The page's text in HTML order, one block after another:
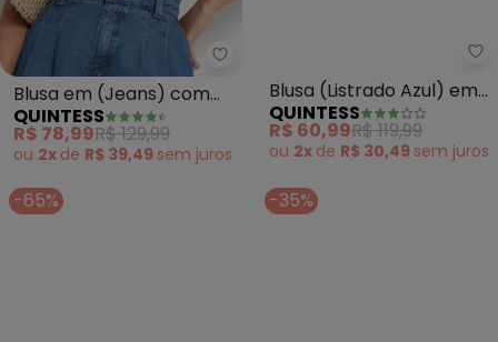
Quintess - Blusa em (Jeans)
Blusa em (Jeans) com
Pregas e Mangas em
Babados
QUINTESS
R$ 78,99R$ 129,99
ou 2x de R$ 39,49 sem juros
Blusa (Listrado Azul) em
Moletinho Eco Listrado
QUINTESS
R$ 60,99R$ 119,99
ou 2x de R$ 30,49 semjuros
-65% -35%